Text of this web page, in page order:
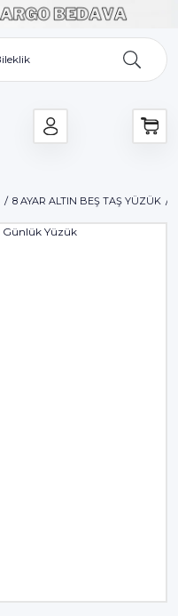
8 AYAR ALTIN BEŞ TAŞ YÜZÜK